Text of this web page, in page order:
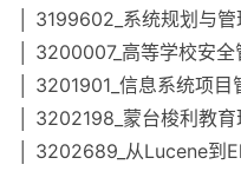
│ 3199602_系统规划与
│ 3200007_高等学校安
│ 3201901_信息系统项
│ 3202198_蒙台梭利教
│ 3202689_从Lucene到